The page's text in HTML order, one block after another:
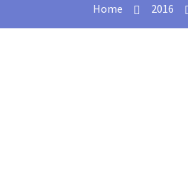
Home 2016